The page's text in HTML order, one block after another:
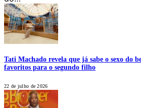
Tati Machado revela que já sabe o sexo do
favoritos para o segundo filho
22 de julho de 2026